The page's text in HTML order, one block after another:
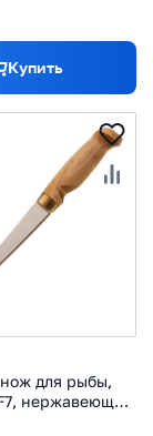
Купить
для рыбы,
нержавеющая